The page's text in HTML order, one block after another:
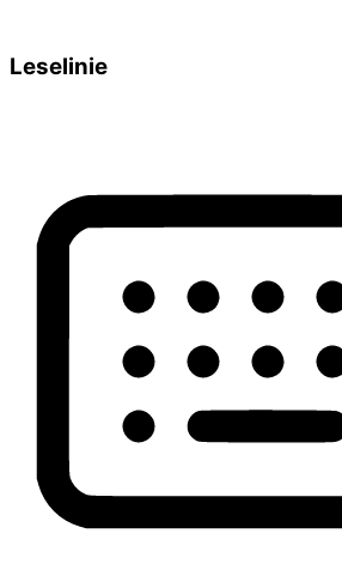
Leselinie